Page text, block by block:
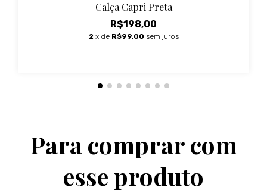
Calça Capri Preta
R$198,00
2 x de R$99,00 sem juros
Para comprar com
esse produto